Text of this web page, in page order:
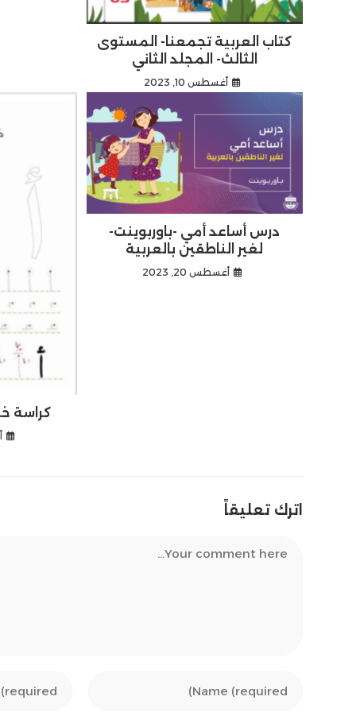
كتاب العربية تجمعنا- المستوى
الثالث- المجلد الثاني
أغسطس 10, 2023
كراسة
درس أساعد أمي -باوربوينت-
لغير الناطقين بالعربية
أغسطس 20, 2023
اترك تعليقاً